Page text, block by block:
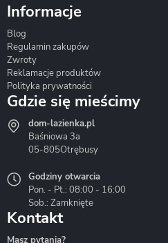
Hydrostop
Liveno
Informacje
Blog
Regulamin zakupów
Zwroty
Reklamacje produktów
Polityka prywatności
Gdzie się mieścimy
dom-lazienka.pl
Baśniowa 3a
05-805Otrębusy
Godziny otwarcia
Pon. - Pt.: 08:00 - 16:00
Sob.: Zamknięte
Kontakt
Masz pytania?